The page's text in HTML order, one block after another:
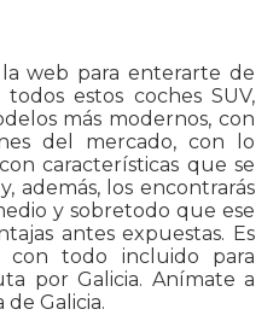
web para enterarte de
estos coches SUV,
más modernos, con
del mercado, con lo
características que se
además, los encontrarás
y sobretodo que ese
antes expuestas. Es
todo incluido para
por Galicia. Anímate a
Galicia.